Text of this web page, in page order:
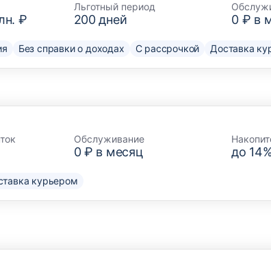
₽
Льготный период
200дней 0 ₽ в
Без справки о доходах С рассрочкой Доставка
Обслуживание
0 ₽ в месяц до
курьером